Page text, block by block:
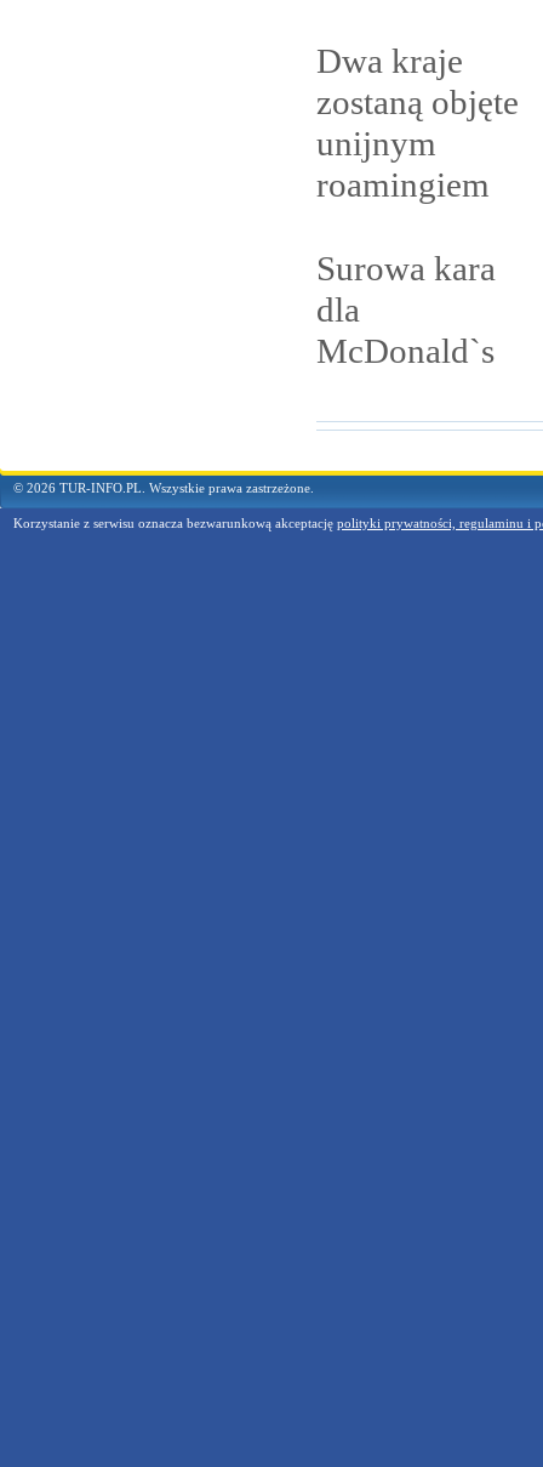
Dwa kraje
zostaną objęte
unijnym
roamingiem
Surowa kara
dla
McDonald`s
© 2026 TUR-INFO.PL. Wszystkie prawa zastrzeżone.
Korzystanie z serwisu oznacza bezwarunkową akceptację polityki prywatności, regulaminu i